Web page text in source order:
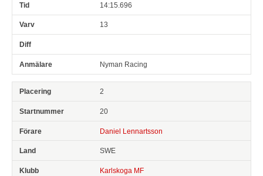
14:15.696
13
Nyman Racing
2
20
Daniel Lennartsson
SWE
Karlskoga MF